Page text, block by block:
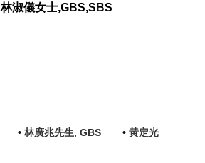
林淑儀女士,GBS,SBS
• 林廣兆先生, GBS • 黃定光